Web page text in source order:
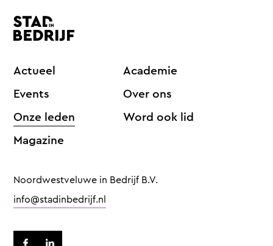
Actueel
Events
Onze leden
Magazine
Academie
Over ons
Word ook lid
Noordwestveluwe in Bedrijf B.V.
info@stadinbedrijf.nl